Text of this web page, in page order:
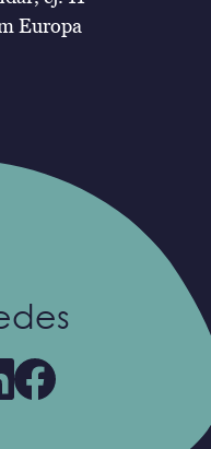
Europa